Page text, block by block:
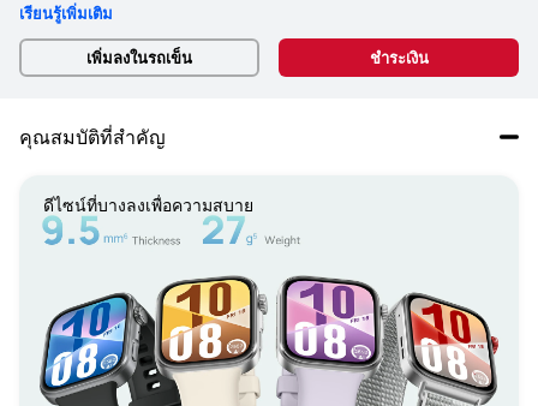
เรียนรู้เพิ่มเติม
เพิ่มลงในรถเข็น ชำระเงิน
คุณสมบัติที่สำคัญ